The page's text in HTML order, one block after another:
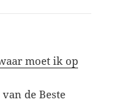
moet ik op
de Beste